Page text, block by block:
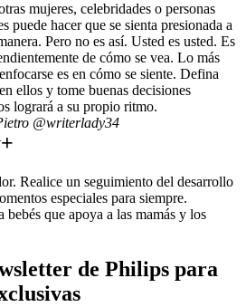
mujeres, celebridades o personas
puede hacer que se sienta presionada a
Pero no es así. Usted es usted. Es
de cómo se vea. Lo más
es en cómo se siente. Defina
ellos y tome buenas decisiones
logrará a su propio ritmo.
@writerlady34
Realice un seguimiento del desarrollo
especiales para siempre.
bebés que apoya a las mamás y los
de Philips para